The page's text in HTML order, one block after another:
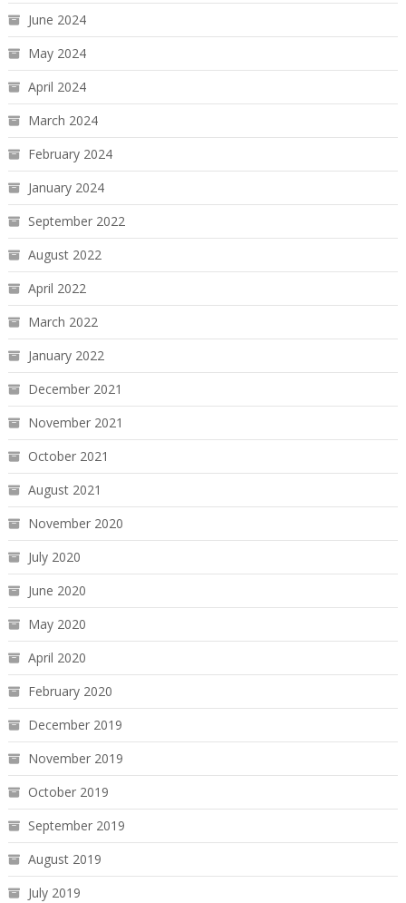
June 2024
May 2024
April 2024
March 2024
February 2024
January 2024
September 2022
August 2022
April 2022
March 2022
January 2022
December 2021
November 2021
October 2021
August 2021
November 2020
July 2020
June 2020
May 2020
April 2020
February 2020
December 2019
November 2019
October 2019
September 2019
August 2019
July 2019